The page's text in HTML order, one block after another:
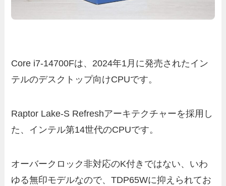
Core i7-14700Fは、2024年1月に発売されたイン
テルのデスクトップ向けCPUです。
Raptor Lake-S Refreshアーキテクチャーを採用し
た、インテル第14世代のCPUです。
オーバークロック非対応のK付きではない、いわ
ゆる無印モデルなので、TDP65Wに抑えられてお